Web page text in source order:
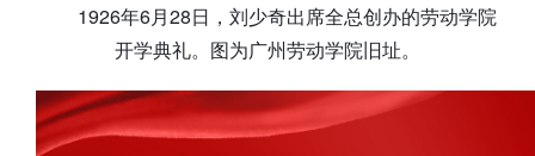
1926年6月28日，刘少奇出席全总创办的劳动学院
开学典礼。图为广州劳动学院旧址。